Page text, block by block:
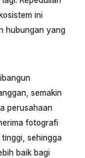
ini
hubungan yang
semakin
perusahaan
fotografi
sehingga
baik bagi